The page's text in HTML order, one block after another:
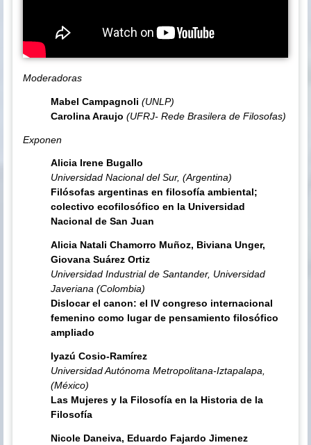
Moderadoras
Mabel Campagnoli(UNLP)
Carolina Araujo(UFRJ- Rede Brasilera de Filosofas)
Exponen
Alicia Irene Bugallo
Universidad Nacional del Sur, (Argentina)
Filósofas argentinas en filosofía ambiental;
colectivo ecofilosófico en la Universidad
Nacional de San Juan
Alicia Natali Chamorro Muñoz, Biviana Unger,
Giovana Suárez Ortiz
Universidad Industrial de Santander, Universidad
Javeriana (Colombia)
Dislocar el canon: el IV congreso internacional
femenino como lugar de pensamiento filosófico
ampliado
Iyazú Cosio-Ramírez
Universidad Autónoma Metropolitana-Iztapalapa,
(México)
Las Mujeres y la Filosofía en la Historia de la
Filosofía
Nicole Daneiva, Eduardo Fajardo Jimenez